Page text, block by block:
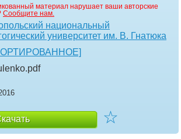
материал нарушает ваши авторские
Сообщите нам.
национальный
университет им. В. Гнатюка
.pdf
☆